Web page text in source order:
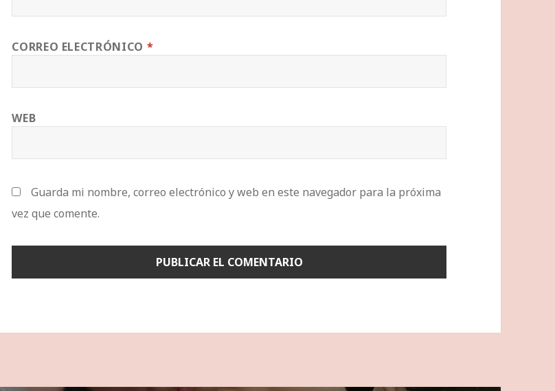
CORREO ELECTRÓNICO *
WEB
Guarda mi nombre, correo electrónico y web en este navegador para la próxima
vez que comente.